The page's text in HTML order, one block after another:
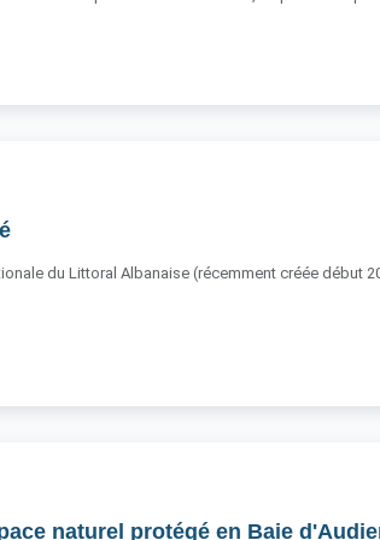
du Littoral Albanaise (récemment créée début
naturel protégé en Baie